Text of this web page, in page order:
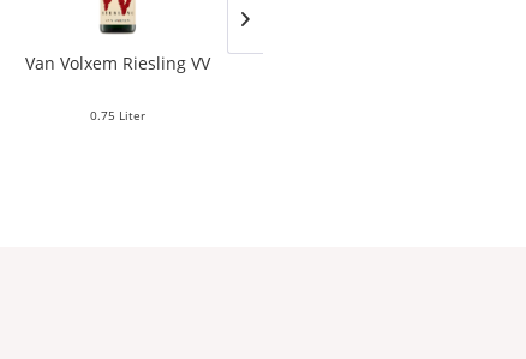
Van Volxem Riesling VV
0.75 Liter